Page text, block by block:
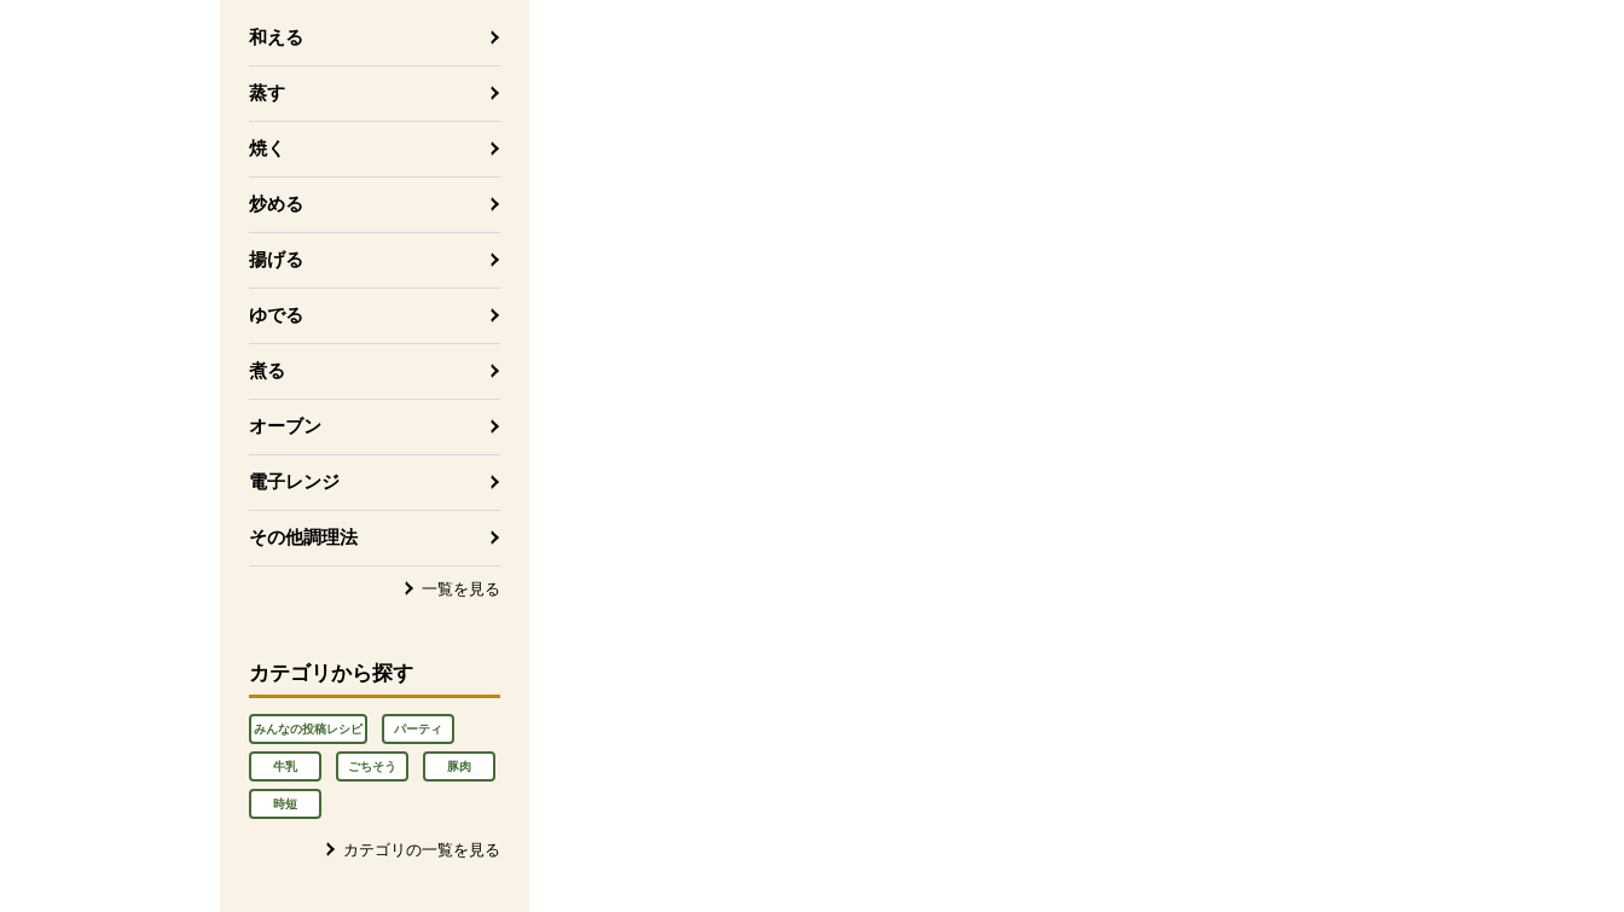
和える
蒸す
焼く
炒める
揚げる
ゆでる
煮る
オーブン
電子レンジ
その他調理法
一覧を見る
カテゴリから探す
みんなの投稿レシピ パーティ
牛乳 ごちそう 豚肉
時短
カテゴリの一覧を見る